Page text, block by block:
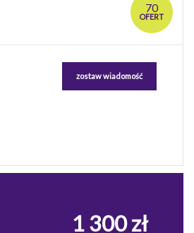
70
OFERT
zostaw wiadomość
1 300 zł